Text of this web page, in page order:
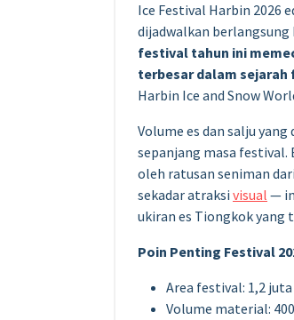
Ice Festival Harbin 2026
dijadwalkan berlangsung
festival tahun ini
terbesar dalam sejarah
Harbin Ice and Snow
Volume es dan salju
sepanjang masa festival.
oleh ratusan seniman
sekadar atraksi visual —
ukiran es Tiongkok yang
Poin Penting Festival
Area festival: 1,2
Volume material: